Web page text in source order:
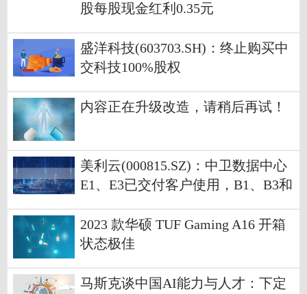
股每股现金红利0.35元
盛洋科技(603703.SH)：终止购买中
交科技100%股权
内容正在升级改造，请稍后再试！
美利云(000815.SZ)：中卫数据中心
E1、E3已交付客户使用，B1、B3和
2023 款华硕 TUF Gaming A16 开箱
状态极佳
马斯克谈中国AI能力与人才：下定